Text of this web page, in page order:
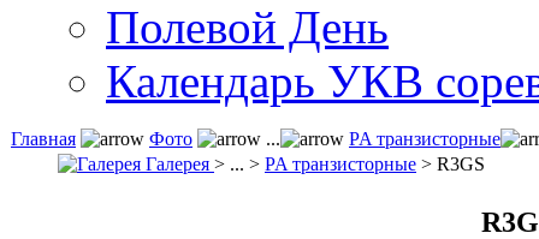
Полевой День
Календарь УКВ
Главная Фото ...
PA транзисторные
Галерея > ... > PA транзисторные > R3GS